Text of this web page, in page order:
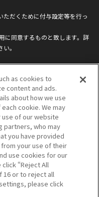
だくために付与設定等を行っ
に同意するものと致します。詳
。
Do Not Sell or Share My
Personal Information
ソーシャルメディアポリシー
お問い合わせ
as cookies to
content and ads.
about how we use
cookie. We may
of our website
partners, who may
you have provided
your use of their
use cookies for our
“Reject All
16 or to reject all
please click